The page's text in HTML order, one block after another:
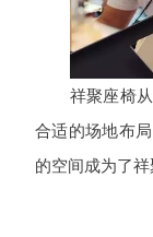
祥聚座椅
合适的场地布
的空间成为了祥